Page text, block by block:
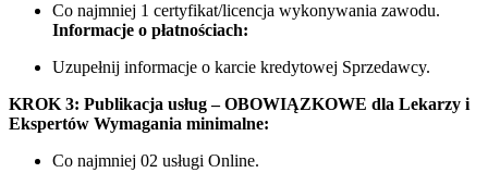
Co najmniej 1 certyfikat/licencja wykonywania zawodu.
Informacje o płatnościach:
Uzupełnij informacje o karcie kredytowej Sprzedawcy.
KROK 3: Publikacja usług – OBOWIĄZKOWE dla Lekarzy i
Ekspertów Wymagania minimalne:
Co najmniej 02 usługi Online.